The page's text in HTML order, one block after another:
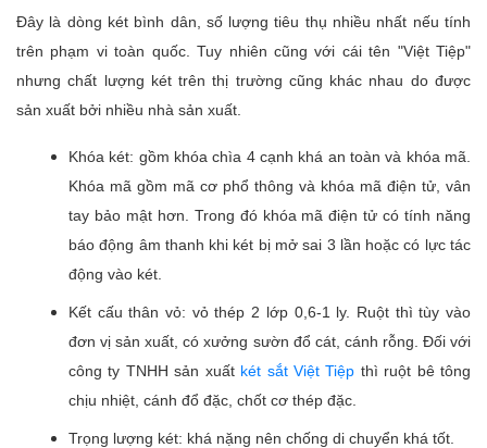
Đây là dòng két bình dân, số lượng tiêu thụ nhiều nhất nếu tính
trên phạm vi toàn quốc. Tuy nhiên cũng với cái tên "Việt Tiệp"
nhưng chất lượng két trên thị trường cũng khác nhau do được
sản xuất bởi nhiều nhà sản xuất.
Khóa két: gồm khóa chìa 4 cạnh khá an toàn và khóa mã.
Khóa mã gồm mã cơ phổ thông và khóa mã điện tử, vân
tay bảo mật hơn. Trong đó khóa mã điện tử có tính năng
báo động âm thanh khi két bị mở sai 3 lần hoặc có lực tác
động vào két.
Kết cấu thân vỏ: vỏ thép 2 lớp 0,6-1 ly. Ruột thì tùy vào
đơn vị sản xuất, có xưởng sườn đổ cát, cánh rỗng. Đối với
công ty TNHH sản xuất két sắt Việt Tiệp thì ruột bê tông
chịu nhiệt, cánh đổ đặc, chốt cơ thép đặc.
Trọng lượng két: khá nặng nên chống di chuyển khá tốt.